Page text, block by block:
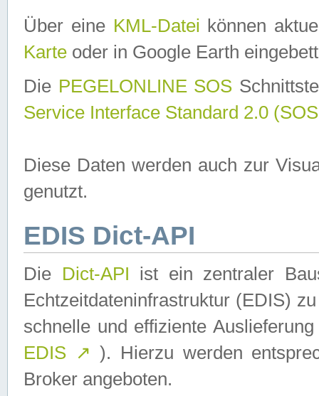
Über eine KML-Datei können
Karte oder in Google Earth
Die PEGELONLINE SOS
Service Interface Standard 2.0
Diese Daten werden auch zur
genutzt.
EDIS Dict-API
Die Dict-API ist ein zentraler
Echtzeitdateninfrastruktur (EDIS)
schnelle und effiziente
EDIS ↗ ). Hierzu werden
Broker angeboten.